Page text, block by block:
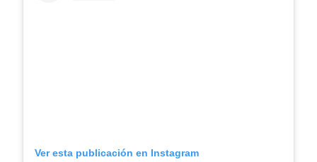
Ver esta publicación en Instagram